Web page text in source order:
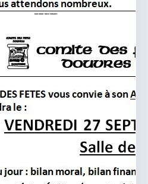
01500 Douvres
la mairie
une annonce